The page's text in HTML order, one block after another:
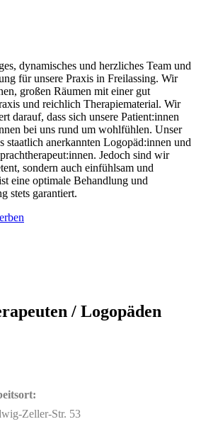
dynamisches und herzliches Team und
für unsere Praxis in Freilassing. Wir
großen Räumen mit einer gut
und reichlich Therapiematerial. Wir
darauf, dass sich unsere Patient:innen
bei uns rund um wohlfühlen. Unser
staatlich anerkannten Logopäd:innen und
Jedoch sind wir
sondern auch einfühlsam und
eine optimale Behandlung und
stets garantiert.
/ Logopäden
Zeller-Str. 53